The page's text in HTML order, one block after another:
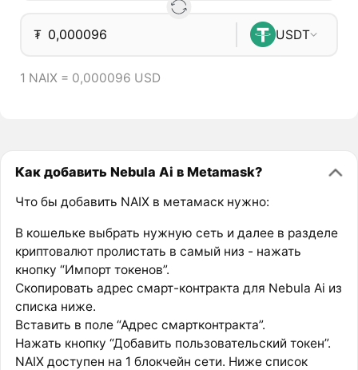
₮ USDT
1 NAIX = 0,000096 USD
Как добавить Nebula Ai в Metamask?
Что бы добавить NAIX в метамаск нужно:
В кошельке выбрать нужную сеть и далее в разделе
криптовалют пролистать в самый низ - нажать
кнопку “Импорт токенов”.
Скопировать адрес смарт-контракта для Nebula Ai из
списка ниже.
Вставить в поле “Адрес смартконтракта”.
Нажать кнопку “Добавить пользовательский токен”.
NAIX доступен на 1 блокчейн сети. Ниже список